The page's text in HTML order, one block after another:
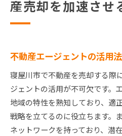
産売却を加速させ
不動産エージェントの活用法
寝屋川市で不動産を売却する際
ジェントの活用が不可欠です。
地域の特性を熟知しており、適
戦略を立てるのに役立ちます。
ネットワークを持っており、潜